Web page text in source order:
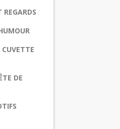
REGARDS
DE